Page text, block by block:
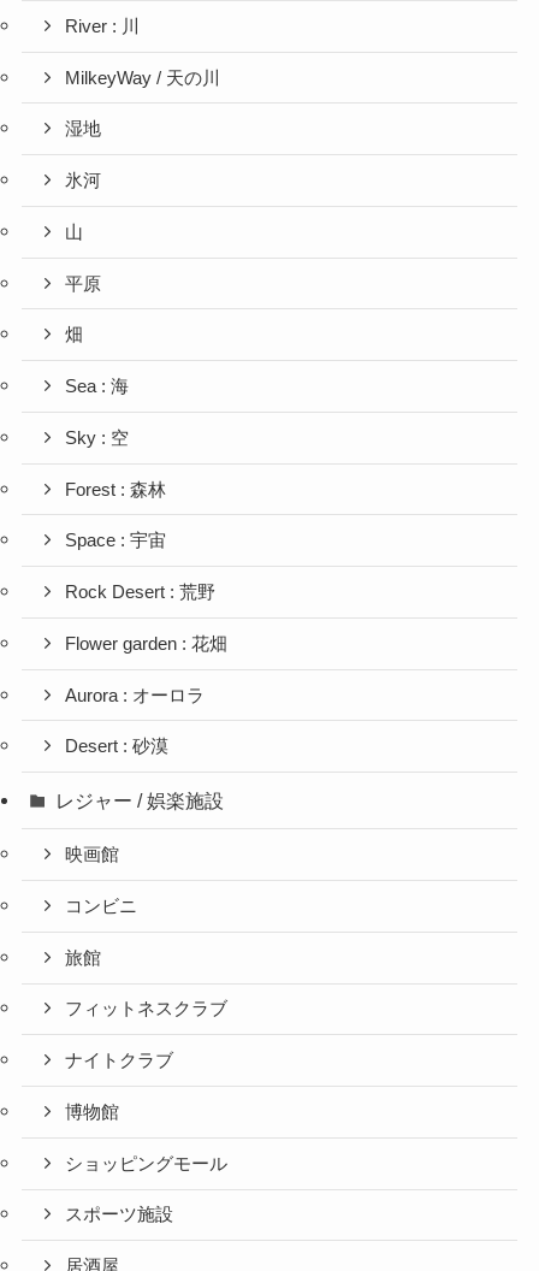
River : 川
MilkeyWay / 天の川
湿地
氷河
山
平原
畑
Sea : 海
Sky : 空
Forest : 森林
Space : 宇宙
Rock Desert : 荒野
Flower garden : 花畑
Aurora : オーロラ
Desert : 砂漠
レジャー / 娯楽施設
映画館
コンビニ
旅館
フィットネスクラブ
ナイトクラブ
博物館
ショッピングモール
スポーツ施設
居酒屋